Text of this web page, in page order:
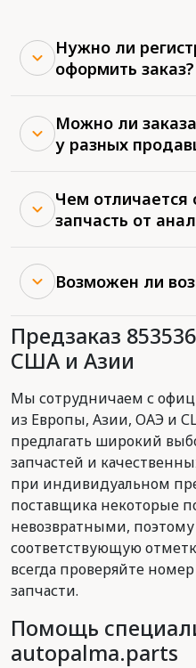
Нужно ли
оформить заказ?
Можно ли
у разных
Чем отличается
запчасть от
Возможен ли
Предзаказ
США и Азии
Мы сотрудничаем с
из Европы, Азии, ОАЭ и
предлагать широкий
запчастей и
при индивидуальном
поставщика некоторые
невозвратными,
соответствующую
всегда проверяйте
запчасти.
Помощь
autopalma.parts